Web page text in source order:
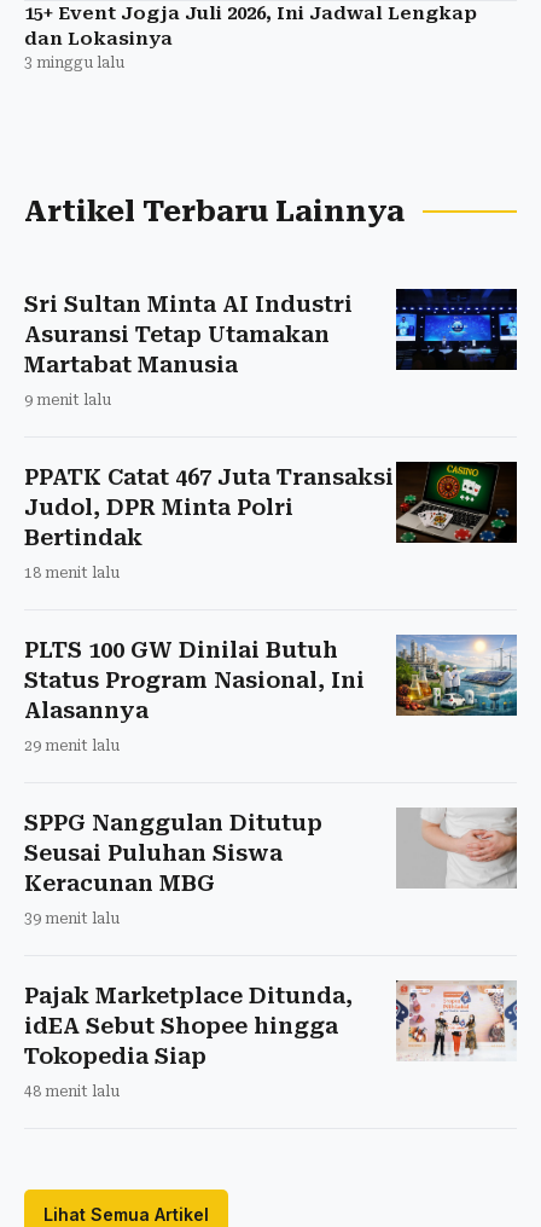
15+ Event Jogja Juli 2026, Ini Jadwal Lengkap
dan Lokasinya
3 minggu lalu
Artikel Terbaru Lainnya
Sri Sultan Minta AI Industri
Asuransi Tetap Utamakan
Martabat Manusia
9 menit lalu
PPATK Catat 467 Juta Transaksi
Judol, DPR Minta Polri
Bertindak
18 menit lalu
PLTS 100 GW Dinilai Butuh
Status Program Nasional, Ini
Alasannya
29 menit lalu
SPPG Nanggulan Ditutup
Seusai Puluhan Siswa
Keracunan MBG
39 menit lalu
Pajak Marketplace Ditunda,
idEA Sebut Shopee hingga
Tokopedia Siap
48 menit lalu
Lihat Semua Artikel